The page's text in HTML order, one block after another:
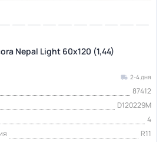
Nepal Light 60x120 (1,44)
2-4 дня
87412
D120229M
4
R11